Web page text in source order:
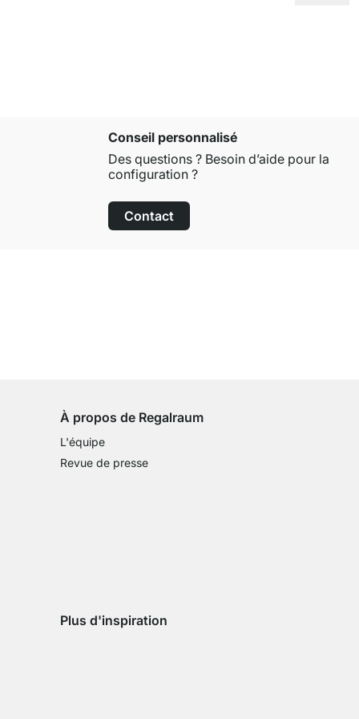
Conseil personnalisé
Des questions ? Besoin d’aide pour la
configuration ?
Contact
À propos de Regalraum
L'équipe
Revue de presse
Plus d'inspiration